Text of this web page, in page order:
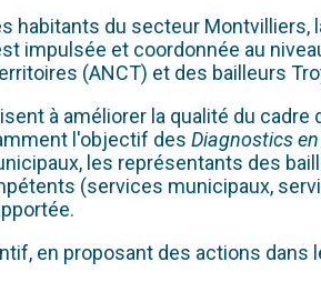
habitants du secteur Montvilliers,
impulsée et coordonnée au
(ANCT) et des bailleurs
à améliorer la qualité du
l'objectif des Diagnostics
les représentants des
(services municipaux,
en proposant des actions